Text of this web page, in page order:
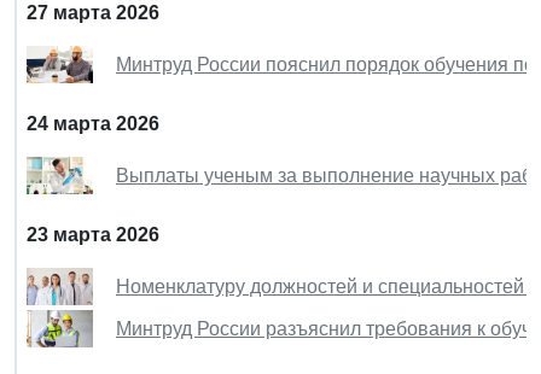
27 марта 2026
Минтруд России пояснил порядок обучения
24 марта 2026
Выплаты ученым за выполнение научных
23 марта 2026
Номенклатуру должностей и специальностей
Минтруд России разъяснил требования к